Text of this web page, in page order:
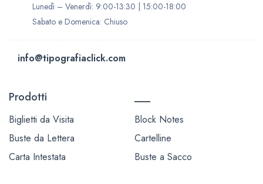
Lunedì – Venerdì: 9:00-13:30 | 15:00-18:00
Sabato e Domenica: Chiuso
info@tipografiaclick.com
Prodotti
Biglietti da Visita
Buste da Lettera
Carta Intestata
Block Notes
Cartelline
Buste a Sacco